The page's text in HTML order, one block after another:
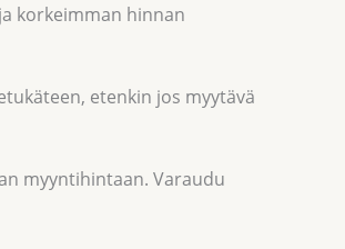
korkeimman hinnan
etenkin jos myytävä
myyntihintaan. Varaudu